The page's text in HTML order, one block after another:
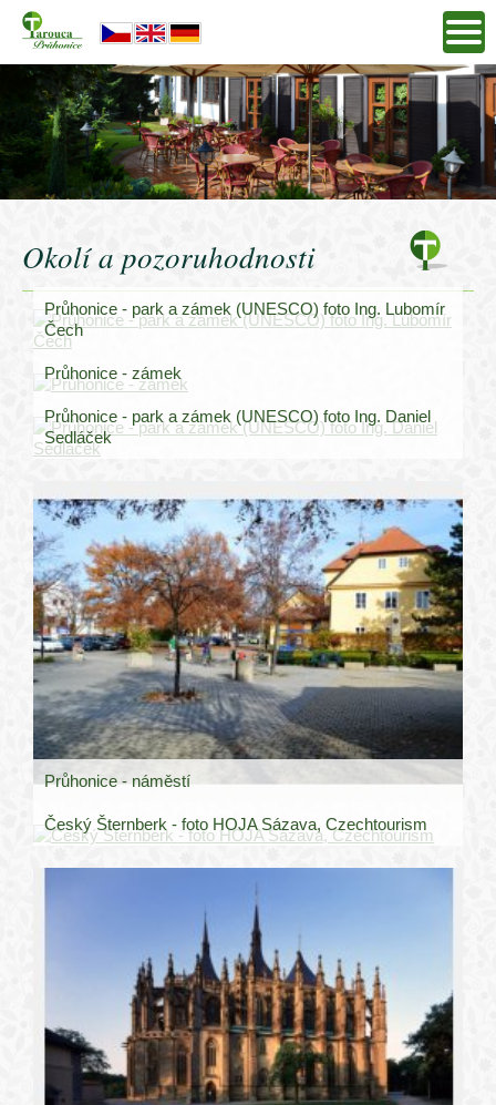
Okolí a pozoruhodnosti
Průhonice - park a zámek (UNESCO) foto Ing. Lubomír
Čech
Průhonice - zámek
Průhonice - park a zámek (UNESCO) foto Ing. Daniel
Sedláček
Průhonice - náměstí
Český Šternberk - foto HOJA Sázava, Czechtourism